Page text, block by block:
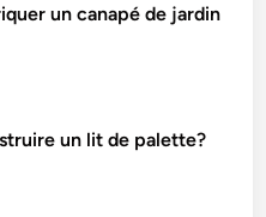
un canapé de jardin
un lit de palette?